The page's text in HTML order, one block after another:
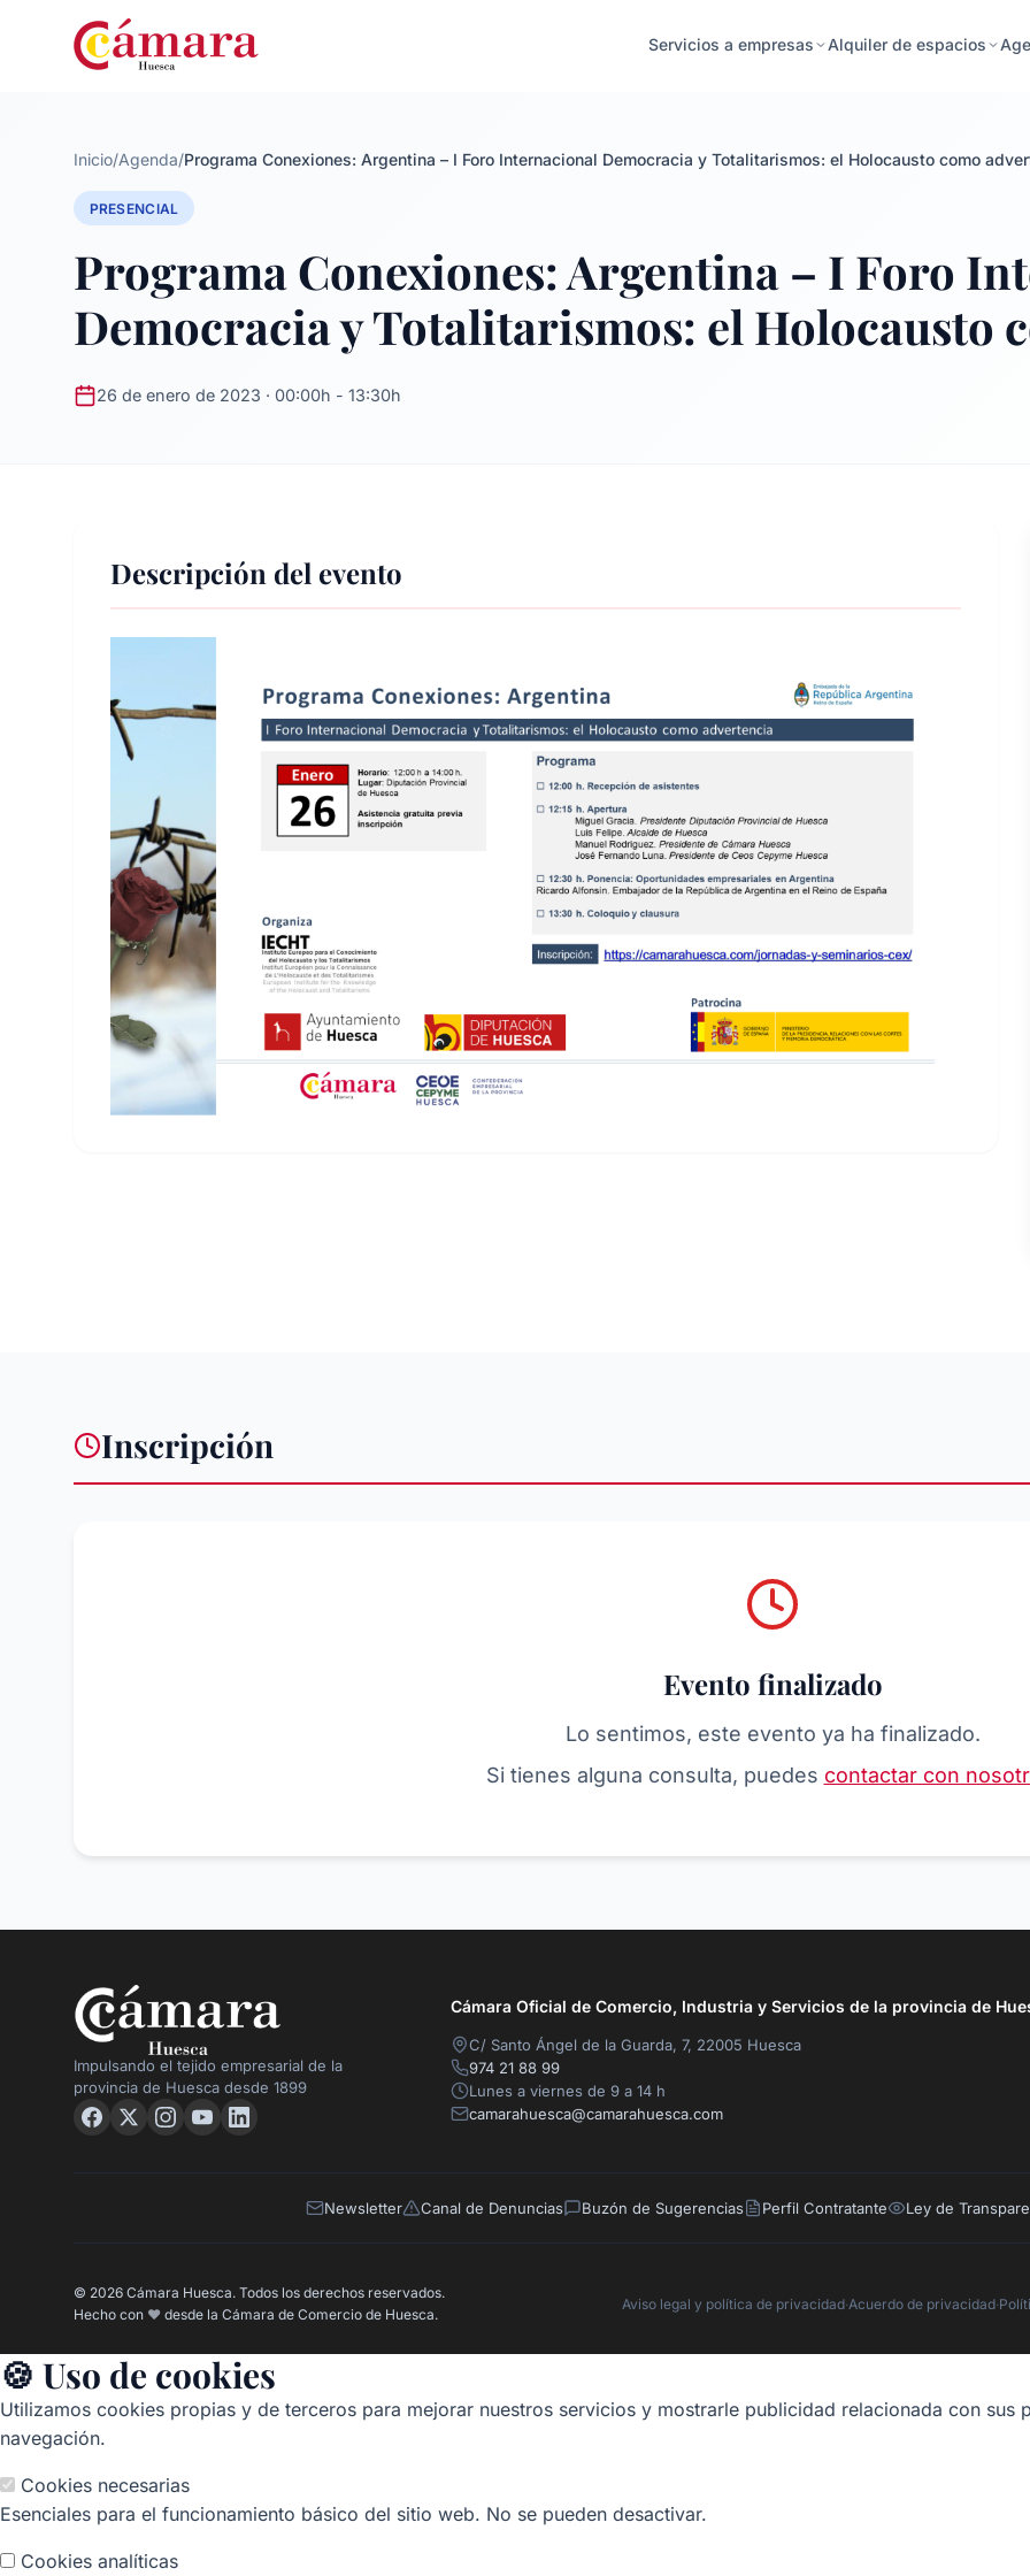
Servicios a empresas Alquiler de espacios
Inicio/Agenda/Programa Conexiones: Argentina – I Foro Internacional Democracia y Totalitarismos: el Holocausto como
PRESENCIAL
Programa Conexiones: Argentina – I Foro
Democracia y Totalitarismos: el Holocausto
26 de enero de 2023 · 00:00h - 13:30h
Descripción del evento
Inscripción
Evento finalizado
Lo sentimos, este evento ya ha finalizado.
Si tienes alguna consulta, puedes contactar con
Impulsando el tejido empresarial de la
provincia de Huesca desde 1899
Cámara Oficial de Comercio, Industria y Servicios de la provincia de
C/ Santo Ángel de la Guarda, 7, 22005 Huesca
974 21 88 99
Lunes a viernes de 9 a 14 h
camarahuesca@camarahuesca.com
Newsletter Canal de Denuncias Buzón de Sugerencias Perfil Contratante Ley de
© 2026 Cámara Huesca. Todos los derechos reservados.
Hecho con ❤️ desde la Cámara de Comercio de Huesca.
Aviso legal y política de privacidad·Acuerdo de privacidad·
🍪 Uso de cookies
Utilizamos cookies propias y de terceros para mejorar nuestros servicios y mostrarle publicidad relacionada con sus
navegación.
Cookies necesarias
Esenciales para el funcionamiento básico del sitio web. No se pueden desactivar.
Cookies analíticas